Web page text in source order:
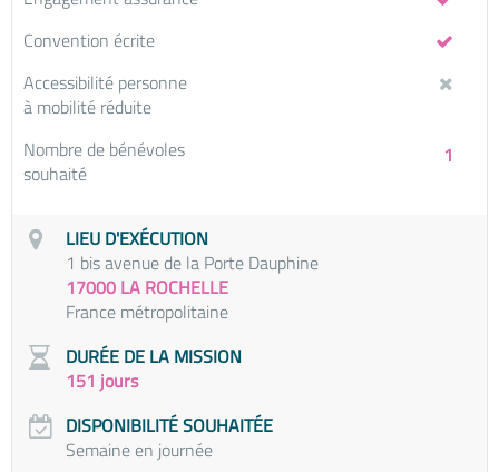
Convention écrite
Accessibilité personne
à mobilité réduite
1
Nombre de bénévoles
souhaité
LIEU D'EXÉCUTION
1 bis avenue de la Porte Dauphine
17000 LA ROCHELLE
France métropolitaine
DURÉE DE LA MISSION
151 jours
DISPONIBILITÉ SOUHAITÉE
Semaine en journée